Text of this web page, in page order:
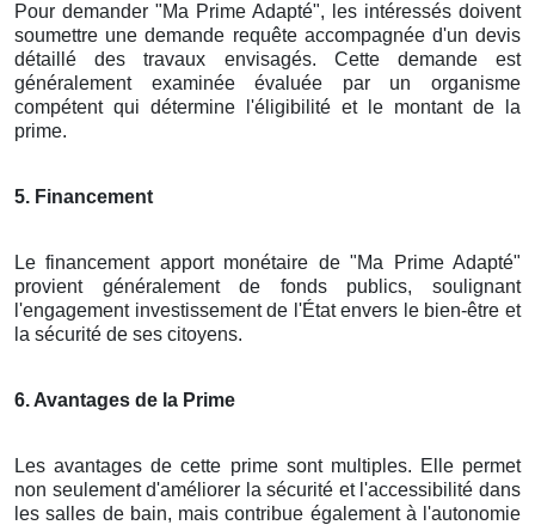
Pour demander "Ma Prime Adapté", les intéressés doivent
soumettre une demande requête accompagnée d'un devis
détaillé des travaux envisagés. Cette demande est
généralement examinée évaluée par un organisme
compétent qui détermine l'éligibilité et le montant de la
prime.
5. Financement
Le financement apport monétaire de "Ma Prime Adapté"
provient généralement de fonds publics, soulignant
l'engagement investissement de l'État envers le bien-être et
la sécurité de ses citoyens.
6. Avantages de la Prime
Les avantages de cette prime sont multiples. Elle permet
non seulement d'améliorer la sécurité et l'accessibilité dans
les salles de bain, mais contribue également à l'autonomie